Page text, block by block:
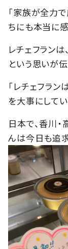
「家族が全力
ちにも本当に
レチェフラン
という思いが伝
「レチェフラ
を大事にしてい
日本で、香川
んは今日も追